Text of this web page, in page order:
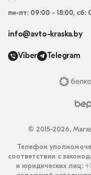
пн-пт: 09:00 - 18:00, сб:
info@avto-kraska.by
Viber Telegram
© 2015-2026,
Телефон
соответствии с
и юридических лиц: